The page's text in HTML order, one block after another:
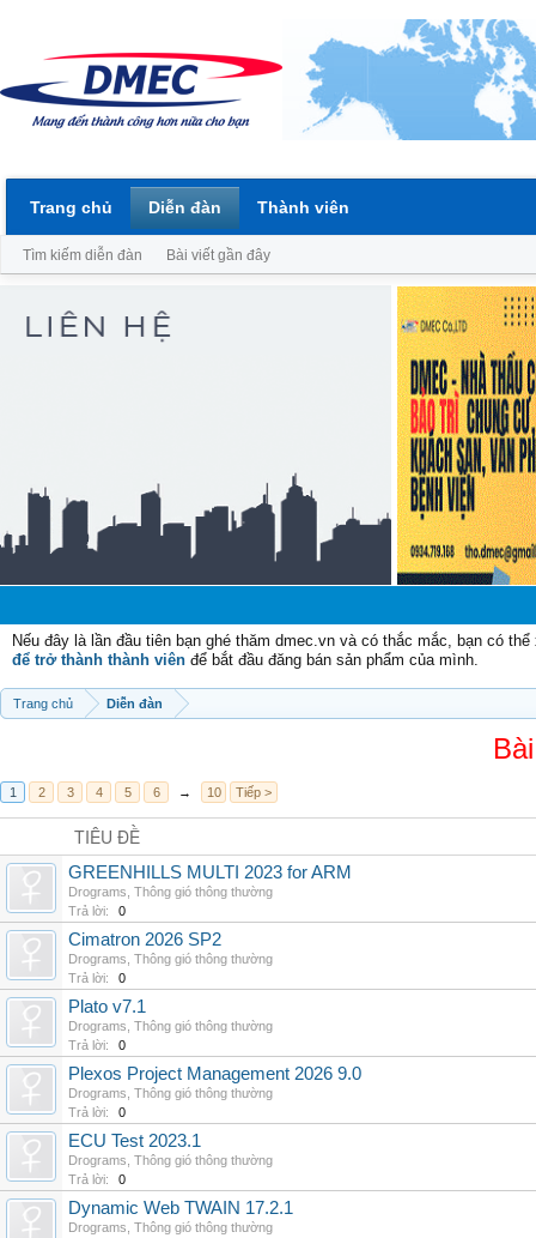
Nếu đây là lần đầu tiên bạn ghé thăm dmec.vn và có thắc mắc, bạn có
để trở thành thành viên để bắt đầu đăng bán sản phẩm của mình.
Trang chủ Diễn đàn
1 2 3 4 5 6 → 10 Tiếp >
TIÊU ĐỀ
GREENHILLS MULTI 2023 for ARM
Drograms Thông gió thông thường
Trả lời:
0
Cimatron 2026 SP2
Drograms Thông gió thông thường
Trả lời:
0
Plato v7.1
Drograms Thông gió thông thường
Trả lời:
0
Plexos Project Management 2026 9.0
Drograms Thông gió thông thường
Trả lời:
0
ECU Test 2023.1
Drograms Thông gió thông thường
Trả lời:
0
Dynamic Web TWAIN 17.2.1
Drograms Thông gió thông thường
Trang chủ Diễn đàn
Tìm kiếm diễn đàn Bài viết gần đây
Thành viên